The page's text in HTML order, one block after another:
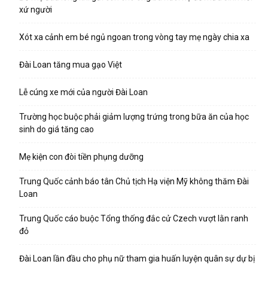
xứ người
Xót xa cảnh em bé ngủ ngoan trong vòng tay mẹ ngày chia xa
Đài Loan tăng mua gạo Việt
Lễ cúng xe mới của người Đài Loan
Trường học buộc phải giảm lượng trứng trong bữa ăn của học
sinh do giá tăng cao
Mẹ kiện con đòi tiền phụng dưỡng
Trung Quốc cảnh báo tân Chủ tịch Hạ viện Mỹ không thăm Đài
Loan
Trung Quốc cáo buộc Tổng thống đắc cử Czech vượt lằn ranh
đỏ
Đài Loan lần đầu cho phụ nữ tham gia huấn luyện quân sự dự bị